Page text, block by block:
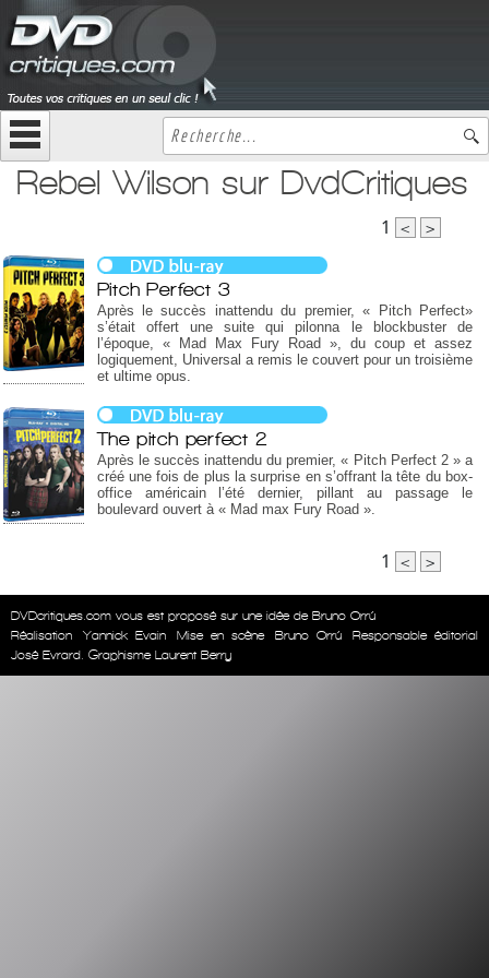
Rebel Wilson sur DvdCritiques
1 < >
Pitch Perfect 3
Après le succès inattendu du premier, « Pitch Perfect»
s’était offert une suite qui pilonna le blockbuster de
l’époque, « Mad Max Fury Road », du coup et assez
logiquement, Universal a remis le couvert pour un troisième
et ultime opus.
The pitch perfect 2
Après le succès inattendu du premier, « Pitch Perfect 2 » a
créé une fois de plus la surprise en s’offrant la tête du box-
office américain l’été dernier, pillant au passage le
boulevard ouvert à « Mad max Fury Road ».
1 < >
DVDcritiques.com vous est proposé sur une idée de Bruno Orrú
Réalisation
Yannick Evain Mise en scène Bruno Orrú
Responsable éditorial
José Evrard. Graphisme Laurent Berry